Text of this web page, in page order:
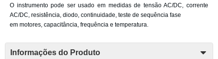
O instrumento pode ser usado em medidas de tensão AC/DC, corrente
AC/DC, resistência, diodo, continuidade, teste de sequência fase
em motores, capacitância, frequência e temperatura.
Informações do Produto